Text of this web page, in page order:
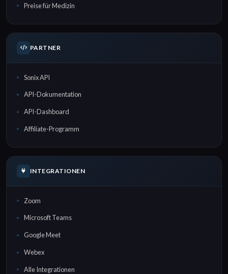
Preise für Medizin
PARTNER
Sonix API
API-Dokumentation
API-Dashboard
Affiliate-Programm
INTEGRATIONEN
Zoom
Microsoft Teams
Google Meet
Webex
Alle Integrationen